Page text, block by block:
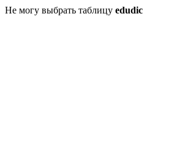
Не могу выбрать таблицу edudic